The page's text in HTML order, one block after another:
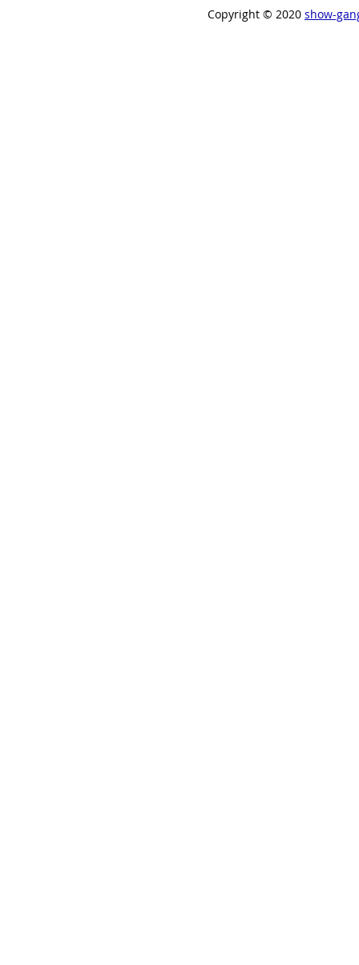
Copyright ©︎ 2020 show-